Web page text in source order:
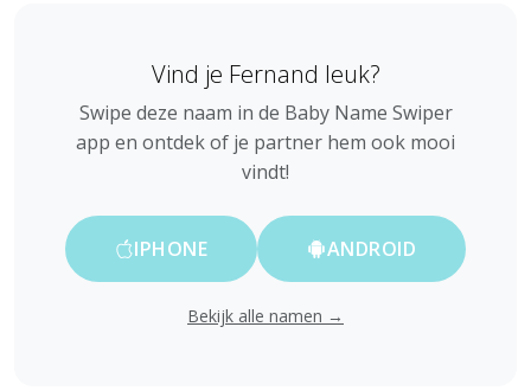
Vind je Fernand leuk?
Swipe deze naam in de Baby Name Swiper
app en ontdek of je partner hem ook mooi
vindt!
IPHONE ANDROID
Bekijk alle namen →